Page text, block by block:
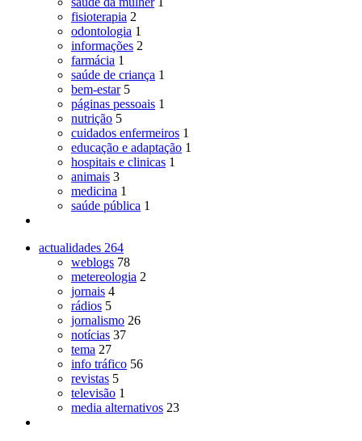
fisioterapia 2
odontologia 1
informações 2
farmácia 1
saúde de criança 1
bem-estar 5
páginas pessoais 1
nutrição 5
cuidados enfermeiros 1
educação e adaptação 1
hospitais e clinicas 1
animais 3
medicina 1
saúde pública 1
actualidades 264
weblogs 78
metereologia 2
jornais 4
rádios 5
jornalismo 26
notícias 37
tema 27
info tráfico 56
revistas 5
televisão 1
media alternativos 23